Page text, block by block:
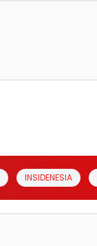
INSIDENESIA